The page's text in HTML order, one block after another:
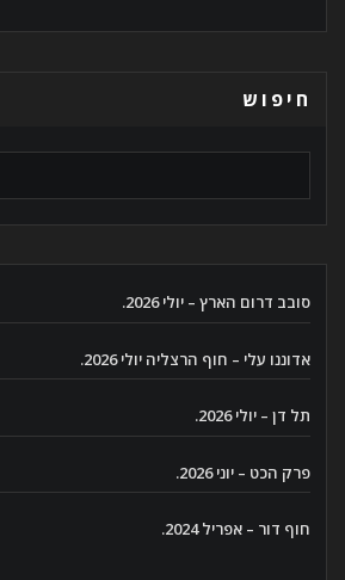
חיפוש
סובב דרום הארץ – יולי 2026.
אדוננו עלי – חוף הרצליה יולי 2026.
תל דן – יולי 2026.
פרק הכט – יוני 2026.
חוף דור – אפריל 2024.